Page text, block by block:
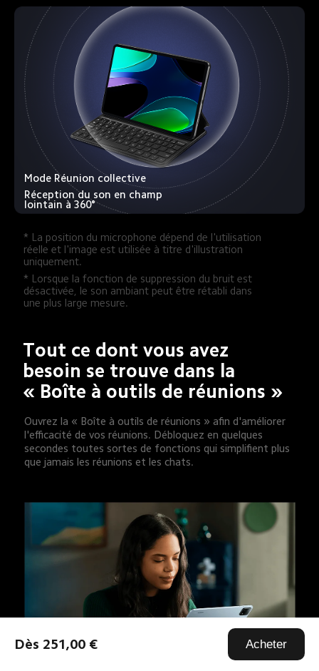
Dès 251,00 € Acheter
* La position du microphone dépend de l'utilisation
réelle et l'image est utilisée à titre d'illustration
uniquement.
* Lorsque la fonction de suppression du bruit est
désactivée, le son ambiant peut être rétabli dans
une plus large mesure.
Mode Réunion collective
Réception du son en champ
lointain à 360°
Tout ce dont vous avez
besoin se trouve dans la
« Boîte à outils de réunions »
Ouvrez la « Boîte à outils de réunions » afin d'améliorer
l'efficacité de vos réunions. Débloquez en quelques
secondes toutes sortes de fonctions qui simplifient plus
que jamais les réunions et les chats.